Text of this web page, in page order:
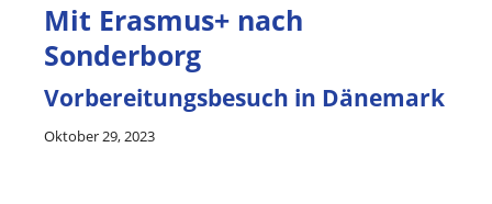
Mit Erasmus+ nach
Sonderborg
Vorbereitungsbesuch in Dänemark
Oktober 29, 2023